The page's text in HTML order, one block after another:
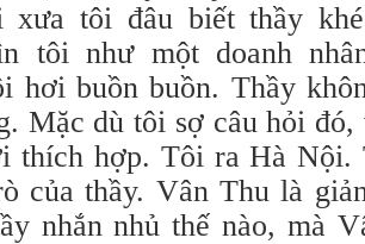
xưa tôi đâu biết thầy
tôi như một doanh
hơi buồn buồn. Thầy
Mặc dù tôi sợ câu hỏi
thích hợp. Tôi ra Hà Nội.
của thầy. Vân Thu là
nhắn nhủ thế nào, mà